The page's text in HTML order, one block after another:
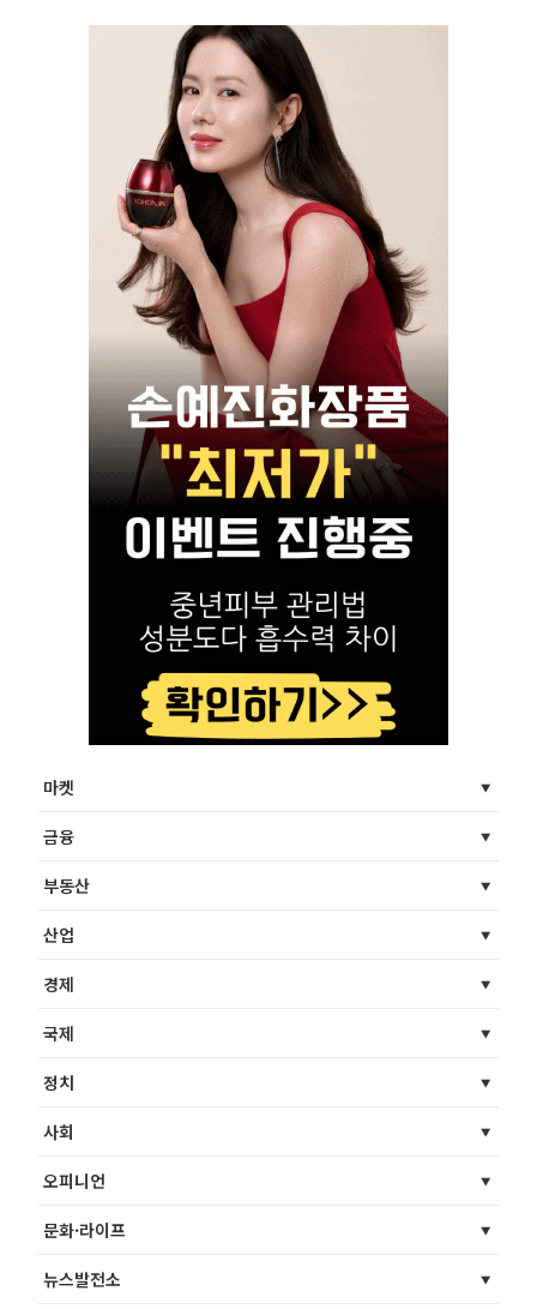
마켓
금융
부동산
산업
경제
국제
정치
사회
오피니언
문화·라이프
뉴스발전소